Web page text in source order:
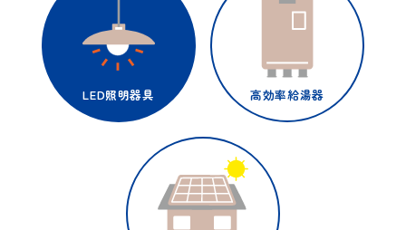
LED照明器具 高効率給湯器